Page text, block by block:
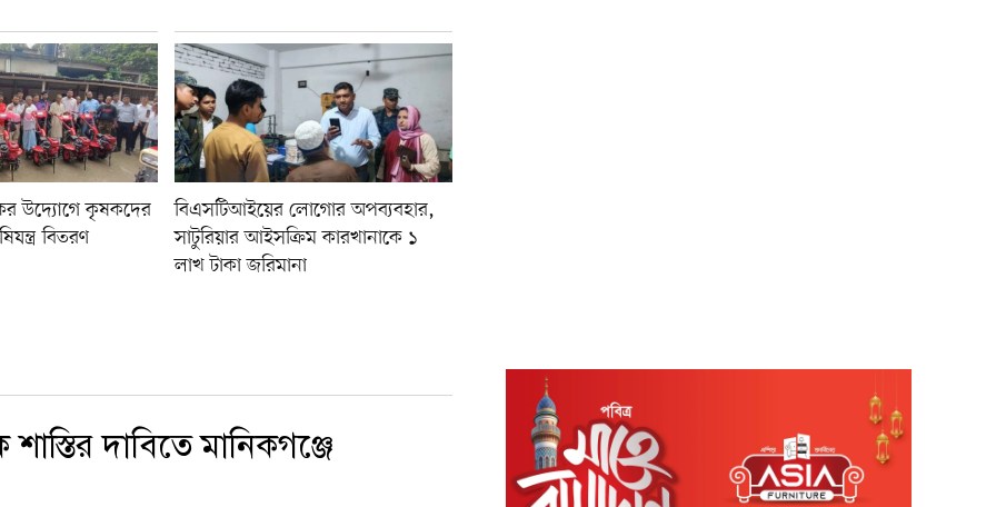
উদ্যোগে কৃষকদের
বিতরণ
বিএসটিআইয়ের লোগোর অপব্যবহার,
সাটুরিয়ার আইসক্রিম কারখানাকে ১
লাখ টাকা জরিমানা